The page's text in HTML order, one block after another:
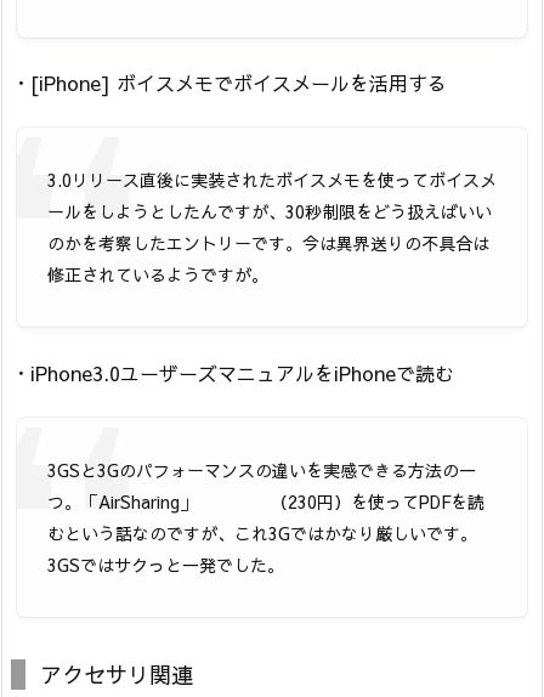
・[iPhone] ボイスメモでボイスメールを活用する
3.0リリース直後に実装されたボイスメモを使ってボイスメ
ールをしようとしたんですが、30秒制限をどう扱えばいい
のかを考察したエントリーです。今は異界送りの不具合は
修正されているようですが。
・iPhone3.0ユーザーズマニュアルをiPhoneで読む
3GSと3Gのパフォーマンスの違いを実感できる方法の一
つ。「AirSharing」
（230円）を使ってPDFを読
むという話なのですが、これ3Gではかなり厳しいです。
3GSではサクっと一発でした。
アクセサリ関連